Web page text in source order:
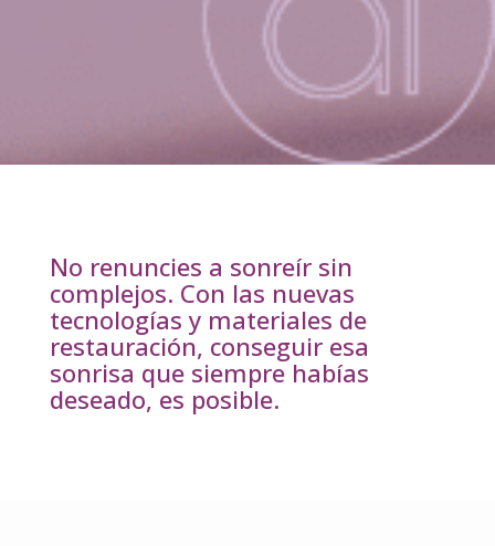
No renuncies a sonreír sin
complejos. Con las nuevas
tecnologías y materiales de
restauración, conseguir esa
sonrisa que siempre habías
deseado, es posible.